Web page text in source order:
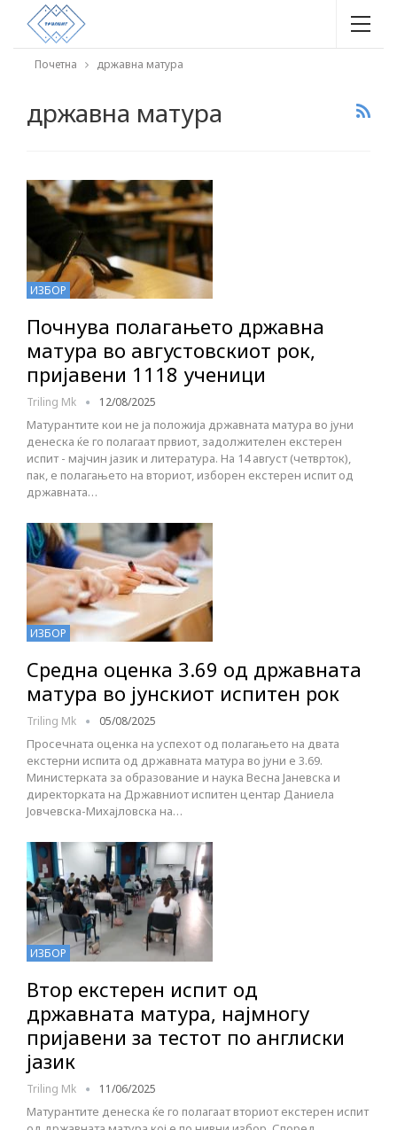
Почетна државна матура
државна матура
ИЗБОР
Почнува полагањето државна
матура во августовскиот рок,
пријавени 1118 ученици
Triling Mk 12/08/2025
Матурантите кои не ја положија државната матура во јуни
денеска ќе го полагаат првиот, задолжителен екстерен
испит - мајчин јазик и литература. На 14 август (четврток),
пак, е полагањето на вториот, изборен екстерен испит од
државната…
ИЗБОР
Средна оценка 3.69 од државната
матура во јунскиот испитен рок
Triling Mk 05/08/2025
Просечната оценка на успехот од полагањето на двата
екстерни испита од државната матура во јуни е 3.69.
Министерката за образование и наука Весна Јаневска и
директорката на Државниот испитен центар Даниела
Јовчевска-Михајловска на…
ИЗБОР
Втор екстерен испит од
државната матура, најмногу
пријавени за тестот по англиски
јазик
Triling Mk 11/06/2025
Матурантите денеска ќе го полагаат вториот екстерен испит